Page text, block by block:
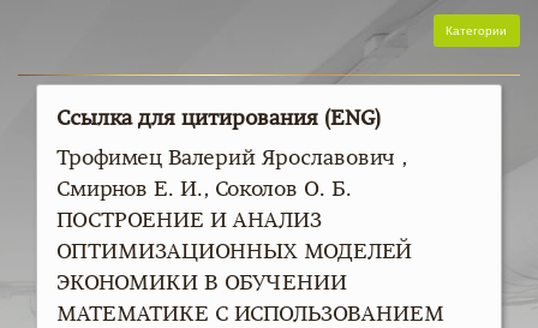
Категории
Ссылка для цитирования (ENG)
Трофимец Валерий Ярославович ,
Смирнов Е. И., Соколов О. Б.
ПОСТРОЕНИЕ И АНАЛИЗ
ОПТИМИЗАЦИОННЫХ МОДЕЛЕЙ
ЭКОНОМИКИ В ОБУЧЕНИИ
МАТЕМАТИКЕ С ИСПОЛЬЗОВАНИЕМ